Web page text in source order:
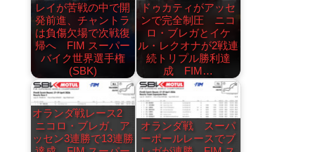
レイが苦戦の中で開
発前進、チャントラ
は負傷欠場で次戦復
帰へ FIM スーパー
バイク世界選手権
(SBK)
ドゥカティがアッセ
ンで完全制圧 ニコ
ロ・ブレガとイケ
ル・レクオナが2戦連
続トリプル勝利達
成 FIM…
オランダ戦レース2
ニコロ・ブレガ、ア
ッセン3連勝で13連勝
オランダ戦 スーパ
ーポールレースでブ